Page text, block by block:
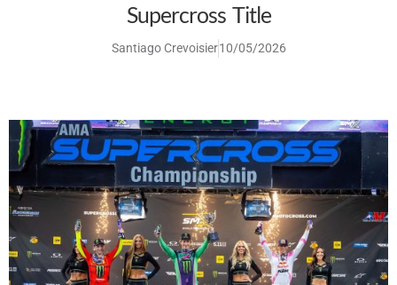
Supercross Title
Santiago Crevoisier10/05/2026